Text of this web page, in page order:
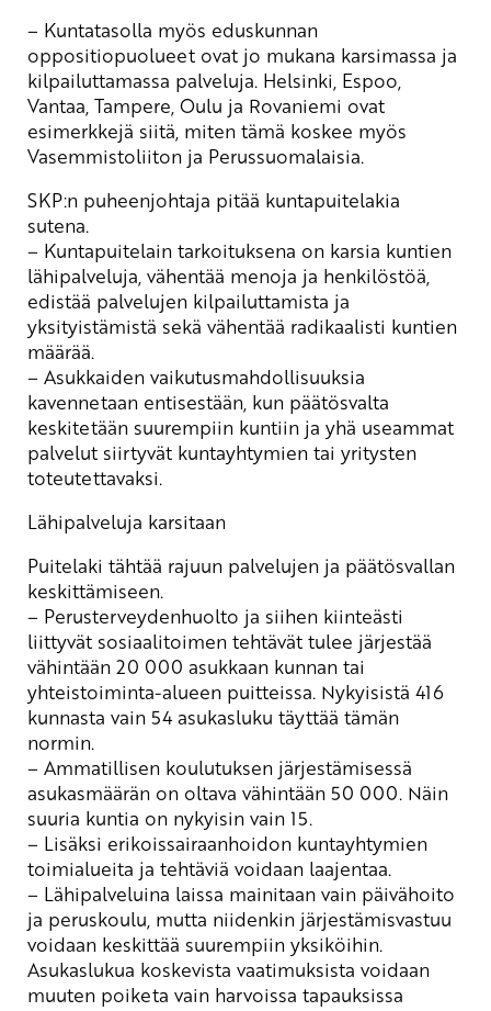
– Kuntatasolla myös eduskunnan
oppositiopuolueet ovat jo mukana karsimassa ja
kilpailuttamassa palveluja. Helsinki, Espoo,
Vantaa, Tampere, Oulu ja Rovaniemi ovat
esimerkkejä siitä, miten tämä koskee myös
Vasemmistoliiton ja Perussuomalaisia.
SKP:n puheenjohtaja pitää kuntapuitelakia
sutena.
– Kuntapuitelain tarkoituksena on karsia kuntien
lähipalveluja, vähentää menoja ja henkilöstöä,
edistää palvelujen kilpailuttamista ja
yksityistämistä sekä vähentää radikaalisti kuntien
määrää.
– Asukkaiden vaikutusmahdollisuuksia
kavennetaan entisestään, kun päätösvalta
keskitetään suurempiin kuntiin ja yhä useammat
palvelut siirtyvät kuntayhtymien tai yritysten
toteutettavaksi.
Lähipalveluja karsitaan
Puitelaki tähtää rajuun palvelujen ja päätösvallan
keskittämiseen.
– Perusterveydenhuolto ja siihen kiinteästi
liittyvät sosiaalitoimen tehtävät tulee järjestää
vähintään 20 000 asukkaan kunnan tai
yhteistoiminta-alueen puitteissa. Nykyisistä 416
kunnasta vain 54 asukasluku täyttää tämän
normin.
– Ammatillisen koulutuksen järjestämisessä
asukasmäärän on oltava vähintään 50 000. Näin
suuria kuntia on nykyisin vain 15.
– Lisäksi erikoissairaanhoidon kuntayhtymien
toimialueita ja tehtäviä voidaan laajentaa.
– Lähipalveluina laissa mainitaan vain päivähoito
ja peruskoulu, mutta niidenkin järjestämisvastuu
voidaan keskittää suurempiin yksiköihin.
Asukaslukua koskevista vaatimuksista voidaan
muuten poiketa vain harvoissa tapauksissa